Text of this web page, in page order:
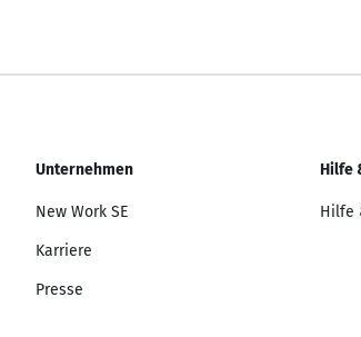
Unternehmen
New Work SE
Karriere
Presse
Hilfe
Hilfe